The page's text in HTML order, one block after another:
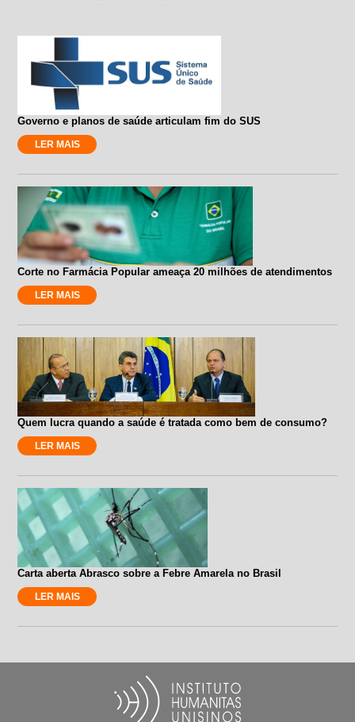
Governo e planos de saúde articulam fim do SUS
LER MAIS
Corte no Farmácia Popular ameaça 20 milhões de atendimentos
LER MAIS
Quem lucra quando a saúde é tratada como bem de consumo?
LER MAIS
Carta aberta Abrasco sobre a Febre Amarela no Brasil
LER MAIS